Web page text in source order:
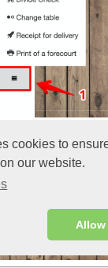
cookies to
our website.
les marchandises
coche verte dans le